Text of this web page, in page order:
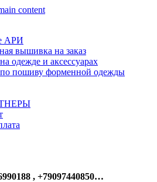
content
АРИ
вышивка на заказ
одежде и аксессуарах
пошиву форменной одежды
, +79097440850…